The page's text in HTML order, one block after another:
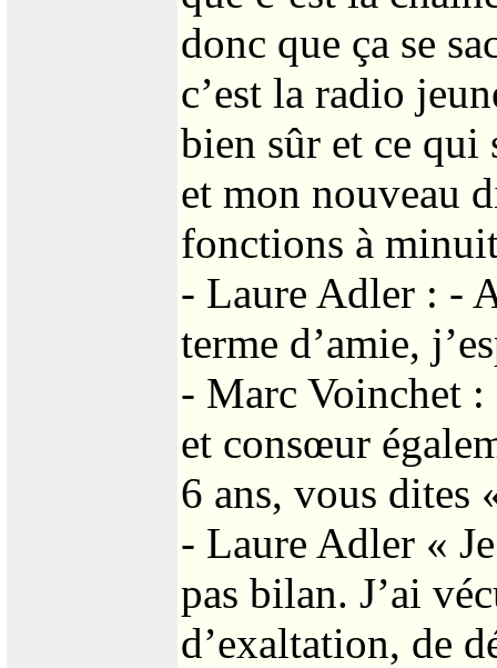
donc que ça se
c’est la radio
bien sûr et ce qui
et mon nouveau
fonctions à
- Laure Adler : -
terme d’amie,
- Marc Voinchet :
et consœur
6 ans, vous dites
- Laure Adler «
pas bilan. J’ai
d’exaltation, de